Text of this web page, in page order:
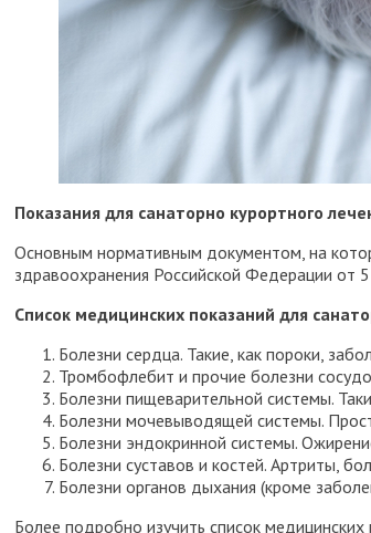
Показания для санаторно курортного
Основным нормативным документом, на
здравоохранения Российской Федерации от
Список медицинских показаний для
Болезни сердца. Такие, как пороки,
Тромбофлебит и прочие болезни
Болезни пищеварительной системы.
Болезни мочевыводящей системы.
Болезни эндокринной системы.
Болезни суставов и костей. Артриты,
Болезни органов дыхания (кроме
Более подробно изучить список